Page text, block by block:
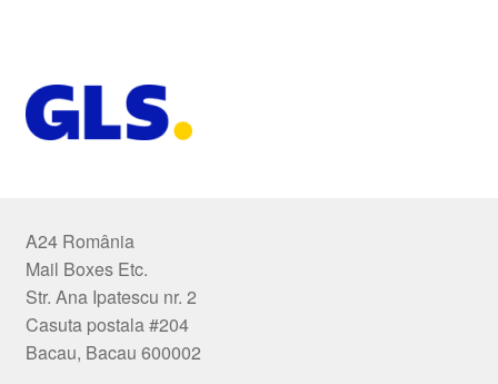
A24 România
Mail Boxes Etc.
Str. Ana Ipatescu nr. 2
Casuta postala #204
Bacau, Bacau 600002